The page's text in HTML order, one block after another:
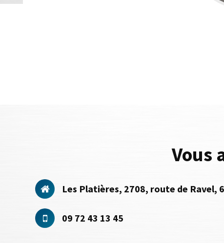
Vous
Les Platières, 2708, route de Ravel,
09 72 43 13 45